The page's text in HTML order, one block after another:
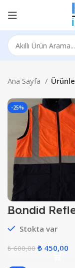
Ana Sayfa
-25%
Bondid
Yelek
Stokta var
₺600,00 ₺ 450,00